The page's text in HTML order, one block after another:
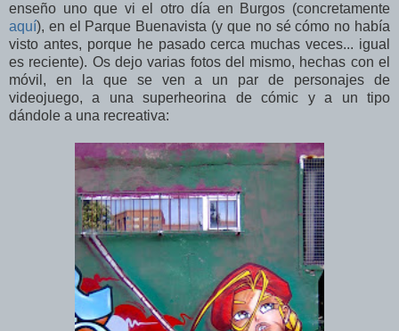
enseño uno que vi el otro día en Burgos (concretamente
aquí), en el Parque Buenavista (y que no sé cómo no había
visto antes, porque he pasado cerca muchas veces... igual
es reciente). Os dejo varias fotos del mismo, hechas con el
móvil, en la que se ven a un par de personajes de
videojuego, a una superheorina de cómic y a un tipo
dándole a una recreativa: